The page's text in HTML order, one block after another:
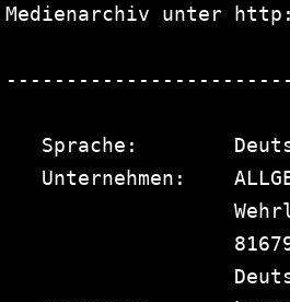
Medienarchiv unter
Sprache:
Unternehmen: